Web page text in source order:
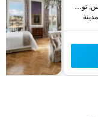
17 Via Panzani, فلورنس, توسكانا, إيطاليا